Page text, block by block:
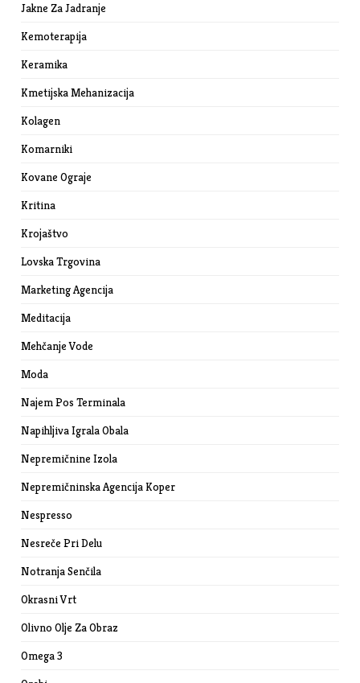
Jakne Za Jadranje
Kemoterapija
Keramika
Kmetijska Mehanizacija
Kolagen
Komarniki
Kovane Ograje
Kritina
Krojaštvo
Lovska Trgovina
Marketing Agencija
Meditacija
Mehčanje Vode
Moda
Najem Pos Terminala
Napihljiva Igrala Obala
Nepremičnine Izola
Nepremičninska Agencija Koper
Nespresso
Nesreče Pri Delu
Notranja Senčila
Okrasni Vrt
Olivno Olje Za Obraz
Omega 3